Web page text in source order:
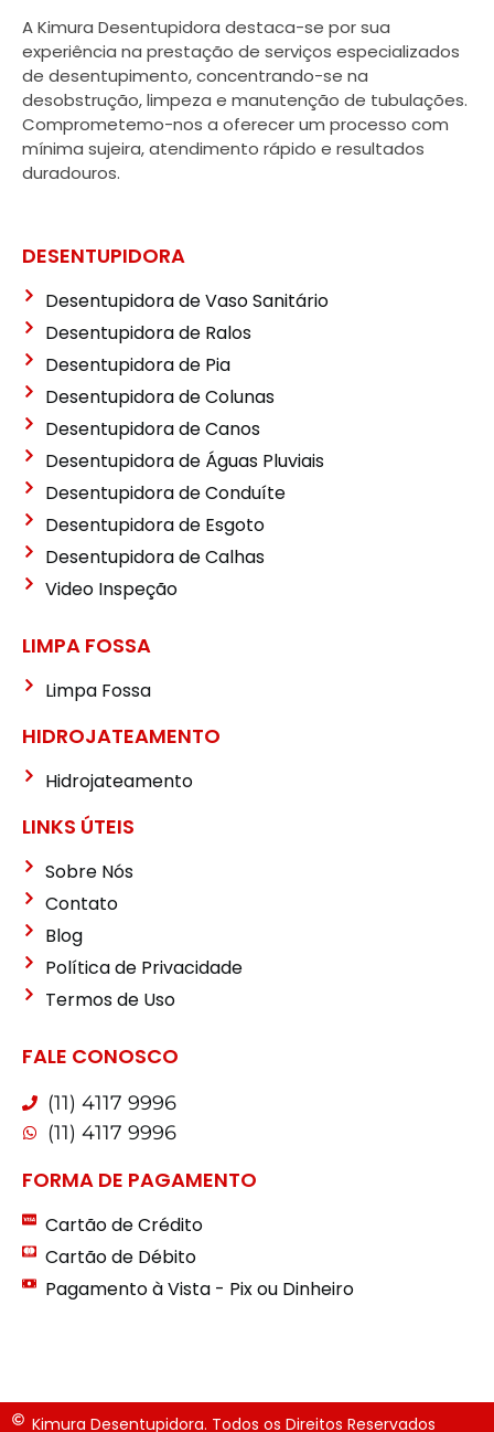
A Kimura Desentupidora destaca-se por sua
experiência na prestação de serviços especializados
de desentupimento, concentrando-se na
desobstrução, limpeza e manutenção de tubulações.
Comprometemo-nos a oferecer um processo com
mínima sujeira, atendimento rápido e resultados
duradouros.
DESENTUPIDORA
Desentupidora de Vaso Sanitário
Desentupidora de Ralos
Desentupidora de Pia
Desentupidora de Colunas
Desentupidora de Canos
Desentupidora de Águas Pluviais
Desentupidora de Conduíte
Desentupidora de Esgoto
Desentupidora de Calhas
Video Inspeção
LIMPA FOSSA
Limpa Fossa
HIDROJATEAMENTO
Hidrojateamento
LINKS ÚTEIS
Sobre Nós
Contato
Blog
Política de Privacidade
Termos de Uso
FALE CONOSCO
(11) 4117 9996
(11) 4117 9996
FORMA DE PAGAMENTO
Cartão de Crédito
Cartão de Débito
Pagamento à Vista - Pix ou Dinheiro
Kimura Desentupidora. Todos os Direitos Reservados